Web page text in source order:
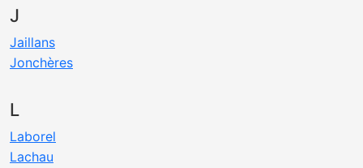
J
Jaillans
Jonchères
L
Laborel
Lachau